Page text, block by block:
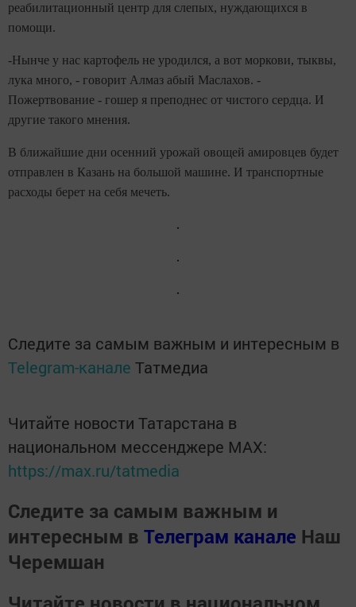
реабилитационный центр для слепых, нуждающихся в
помощи.
-Нынче у нас картофель не уродился, а вот моркови, тыквы,
лука много, - говорит Алмаз абый Маслахов. -
Пожертвование - гошер я преподнес от чистого сердца. И
другие такого мнения.
В ближайшие дни осенний урожай овощей амировцев будет
отправлен в Казань на большой машине. И транспортные
расходы берет на себя мечеть.
Следите за самым важным и интересным в
Telegram-канале Татмедиа
Читайте новости Татарстана в
национальном мессенджере MАХ:
https://max.ru/tatmedia
Следите за самым важным и
интересным в Телеграм канале Наш
Черемшан